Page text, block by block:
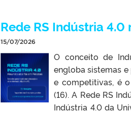
Rede RS Indústria
15/07/2026
O conceito de
engloba sistemas
e competitivas, é
(16). A Rede RS
Indústria 4.0 da